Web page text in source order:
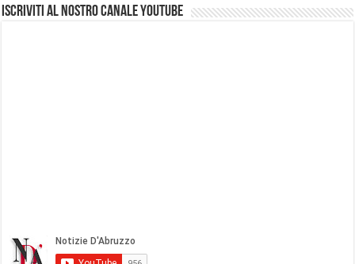
Iscriviti al nostro Canale Youtube